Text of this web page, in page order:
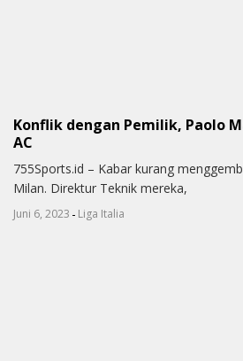
Konflik dengan Pemilik, Paolo
AC
755Sports.id – Kabar kurang
Milan. Direktur Teknik mereka,
Juni 6, 2023 - Liga Italia